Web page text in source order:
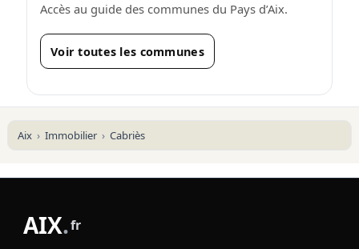
Accès au guide des communes du Pays d’Aix.
Voir toutes les communes
Aix Immobilier Cabriès
AIX.fr